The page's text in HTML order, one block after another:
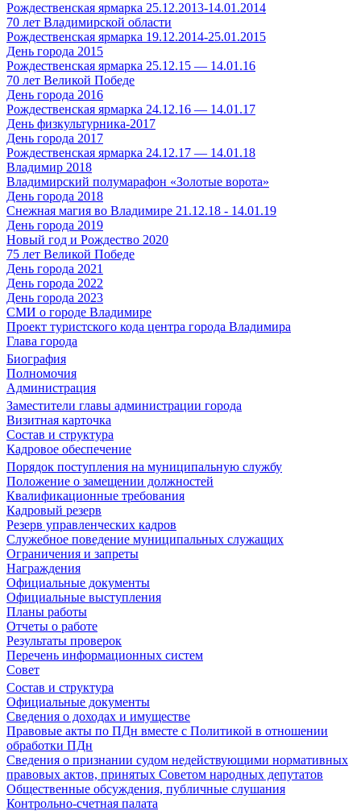
Рождественская ярмарка 25.12.2013-14.01.2014
70 лет Владимирской области
Рождественская ярмарка 19.12.2014-25.01.2015
День города 2015
Рождественская ярмарка 25.12.15 — 14.01.16
70 лет Великой Победе
День города 2016
Рождественская ярмарка 24.12.16 — 14.01.17
День физкультурника-2017
День города 2017
Рождественская ярмарка 24.12.17 — 14.01.18
Владимир 2018
Владимирский полумарафон «Золотые ворота»
День города 2018
Снежная магия во Владимире 21.12.18 - 14.01.19
День города 2019
Новый год и Рождество 2020
75 лет Великой Победе
День города 2021
День города 2022
День города 2023
СМИ о городе Владимире
Проект туристского кода центра города Владимира
Глава города
Биография
Полномочия
Администрация
Заместители главы администрации города
Визитная карточка
Состав и структура
Кадровое обеспечение
Порядок поступления на муниципальную службу
Положение о замещении должностей
Квалификационные требования
Кадровый резерв
Резерв управленческих кадров
Служебное поведение муниципальных служащих
Ограничения и запреты
Награждения
Официальные документы
Официальные выступления
Планы работы
Отчеты о работе
Результаты проверок
Перечень информационных систем
Совет
Состав и структура
Официальные документы
Сведения о доходах и имуществе
Правовые акты по ПДн вместе с Политикой в отношении
обработки ПДн
Сведения о признании судом недействующими нормативных
правовых актов, принятых Советом народных депутатов
Общественные обсуждения, публичные слушания
Контрольно-счетная палата